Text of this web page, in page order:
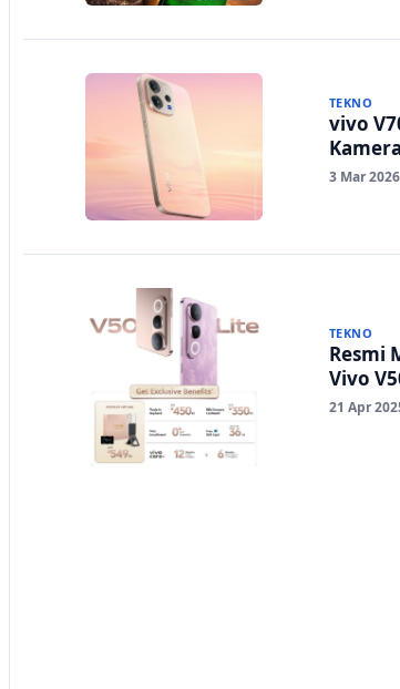
TEKNO
vivo
3 Mar 2026
TEKNO
Resmi
Vivo
21 Apr